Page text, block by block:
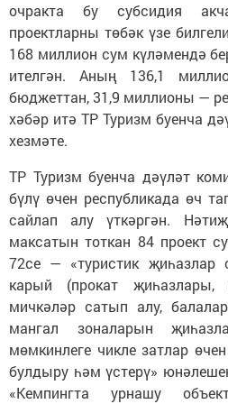
очракта бу субсидия
проектларны төбәк үзе
168 миллион сум күләмендә
ителгән. Аның 136,1
бюджеттан, 31,9 миллионы —
хәбәр итә ТР Туризм буенча
хезмәте.
ТР Туризм буенча дәүләт
бүлү өчен республикада өч
сайлап алу үткәргән.
максатын тоткан 84 проект
72се — «туристик җиһазлар
карый (прокат
мичкәләр сатып алу,
мангал зоналарын
мөмкинлеге чикле затлар
булдыру һәм үстерү»
«Кемпингта урнашу